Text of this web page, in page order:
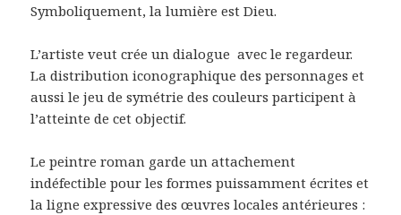
Symboliquement, la lumière est Dieu.
L’artiste veut crée un dialogue avec le regardeur.
La distribution iconographique des personnages et
aussi le jeu de symétrie des couleurs participent à
l’atteinte de cet objectif.
Le peintre roman garde un attachement
indéfectible pour les formes puissamment écrites et
la ligne expressive des œuvres locales antérieures :